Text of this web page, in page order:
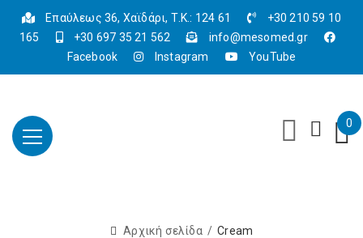
Επαύλεως 36, Χαϊδάρι, Τ.Κ.: 124 61
+30 210 59 10
165
+30 697 35 21 562
info@mesomed.gr
Facebook
Instagram YouTube
0
Αρχική σελίδα Cream